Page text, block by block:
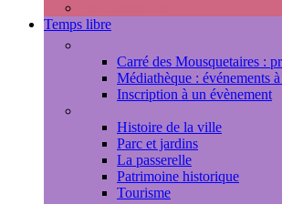
Temps libre
Carré des Mousquetaires :
Médiathèque : événements
Inscription à un évènement
Histoire de la ville
Parc et jardins
La passerelle
Patrimoine historique
Tourisme